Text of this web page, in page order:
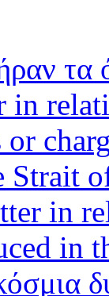
τα
in
in